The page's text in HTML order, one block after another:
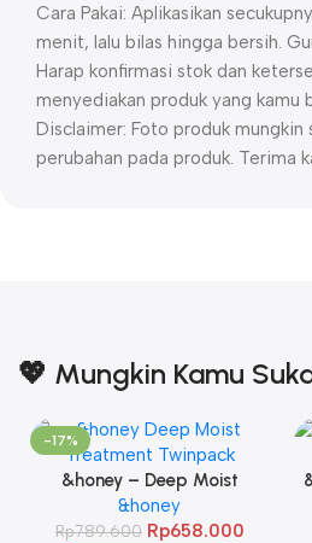
Cara Pakai: Aplikasikan
menit, lalu bilas hingga bersih.
Harap konfirmasi stok dan
menyediakan produk yang kamu
Disclaimer: Foto produk
perubahan pada produk. Terima
💖 Mungkin Kamu
-17%
&honey – Deep Moist
Treatment 445 g Twinpack
&honey
Rp789.600 Rp658.000